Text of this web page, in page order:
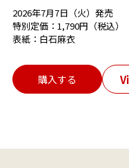
2026年7月7日（火）発売
特別定価：1,790円（税込）
表紙：白石麻衣
購入する